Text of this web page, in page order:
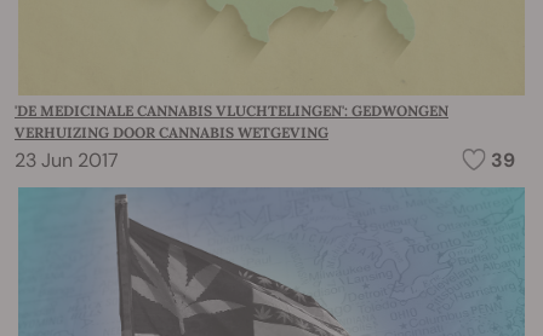
'DE MEDICINALE CANNABIS VLUCHTELINGEN': GEDWONGEN
VERHUIZING DOOR CANNABIS WETGEVING
23 Jun 2017 39